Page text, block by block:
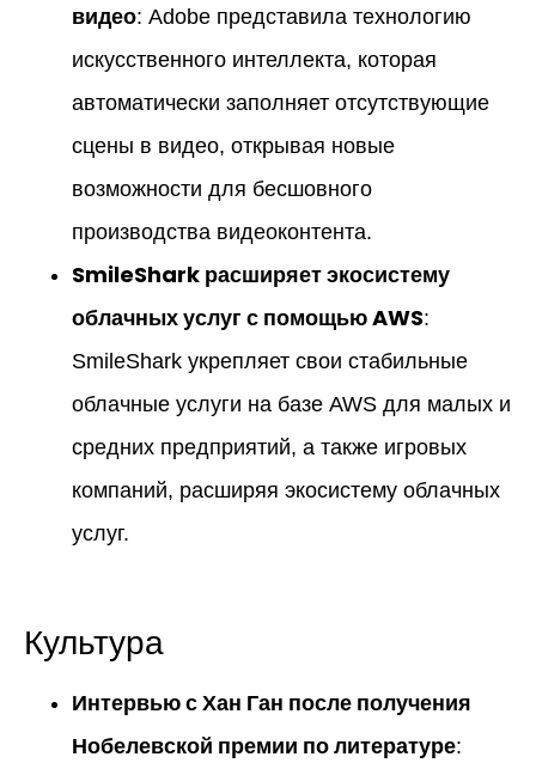
видео: Adobe представила технологию
искусственного интеллекта, которая
автоматически заполняет отсутствующие
сцены в видео, открывая новые
возможности для бесшовного
производства видеоконтента.
SmileShark расширяет экосистему
облачных услуг с помощью AWS:
SmileShark укрепляет свои стабильные
облачные услуги на базе AWS для малых и
средних предприятий, а также игровых
компаний, расширяя экосистему облачных
услуг.
Культура
Интервью с Хан Ган после получения
Нобелевской премии по литературе: